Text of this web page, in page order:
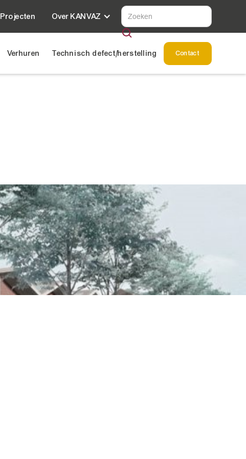
Projecten Over KANVAZ
Verhuren Technisch defect/herstelling Contact